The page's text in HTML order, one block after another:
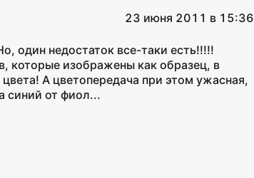
23 июня 2011 в 15:36
один недостаток все-таки есть!!!!!
которые изображены как образец, в
А цветопередача при этом ужасная,
синий от фиол...